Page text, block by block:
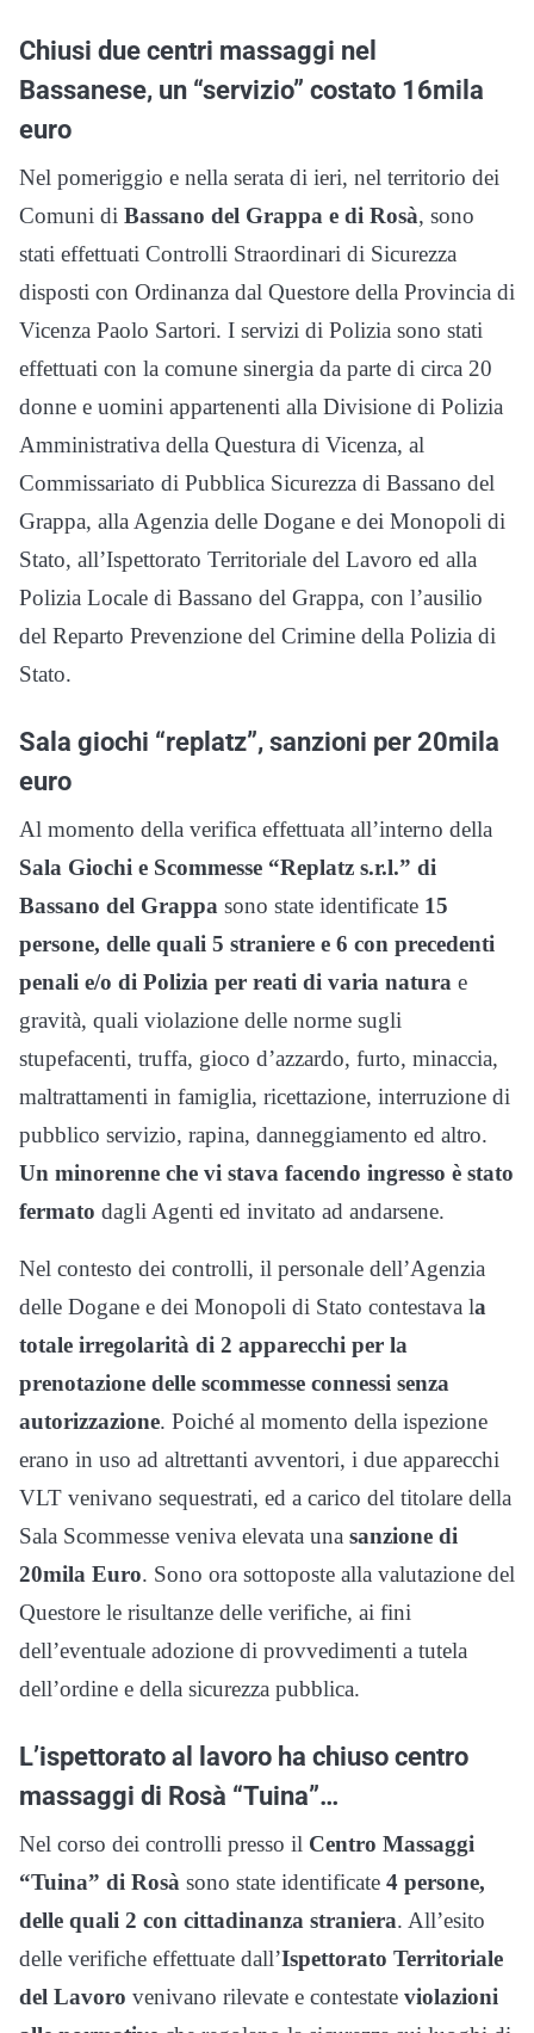
Chiusi due centri massaggi nel
Bassanese, un “servizio” costato 16mila
euro
Nel pomeriggio e nella serata di ieri, nel territorio dei
Comuni di Bassano del Grappa e di Rosà, sono
stati effettuati Controlli Straordinari di Sicurezza
disposti con Ordinanza dal Questore della Provincia di
Vicenza Paolo Sartori. I servizi di Polizia sono stati
effettuati con la comune sinergia da parte di circa 20
donne e uomini appartenenti alla Divisione di Polizia
Amministrativa della Questura di Vicenza, al
Commissariato di Pubblica Sicurezza di Bassano del
Grappa, alla Agenzia delle Dogane e dei Monopoli di
Stato, all’Ispettorato Territoriale del Lavoro ed alla
Polizia Locale di Bassano del Grappa, con l’ausilio
del Reparto Prevenzione del Crimine della Polizia di
Stato.
Sala giochi “replatz”, sanzioni per 20mila
euro
Al momento della verifica effettuata all’interno della
Sala Giochi e Scommesse “Replatz s.r.l.” di
Bassano del Grappa sono state identificate 15
persone, delle quali 5 straniere e 6 con precedenti
penali e/o di Polizia per reati di varia natura e
gravità, quali violazione delle norme sugli
stupefacenti, truffa, gioco d’azzardo, furto, minaccia,
maltrattamenti in famiglia, ricettazione, interruzione di
pubblico servizio, rapina, danneggiamento ed altro.
Un minorenne che vi stava facendo ingresso è stato
fermato dagli Agenti ed invitato ad andarsene.
Nel contesto dei controlli, il personale dell’Agenzia
delle Dogane e dei Monopoli di Stato contestava la
totale irregolarità di 2 apparecchi per la
prenotazione delle scommesse connessi senza
autorizzazione. Poiché al momento della ispezione
erano in uso ad altrettanti avventori, i due apparecchi
VLT venivano sequestrati, ed a carico del titolare della
Sala Scommesse veniva elevata una sanzione di
20mila Euro. Sono ora sottoposte alla valutazione del
Questore le risultanze delle verifiche, ai fini
dell’eventuale adozione di provvedimenti a tutela
dell’ordine e della sicurezza pubblica.
L’ispettorato al lavoro ha chiuso centro
massaggi di Rosà “Tuina”…
Nel corso dei controlli presso il Centro Massaggi
“Tuina” di Rosà sono state identificate 4 persone,
delle quali 2 con cittadinanza straniera. All’esito
delle verifiche effettuate dall’Ispettorato Territoriale
del Lavoro venivano rilevate e contestate violazioni